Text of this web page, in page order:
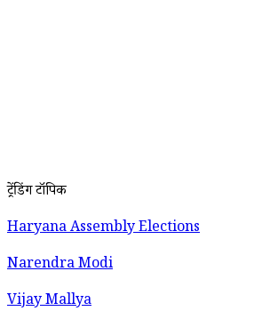
ट्रेंडिंग टॉपिक
Haryana Assembly Elections
Narendra Modi
Vijay Mallya